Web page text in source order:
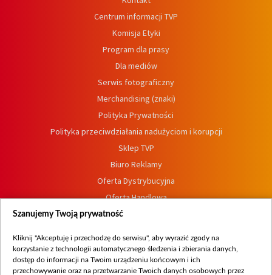
Centrum informacji TVP
Komisja Etyki
Program dla prasy
Dla mediów
Serwis fotograficzny
Merchandising (znaki)
Polityka Prywatności
Polityka przeciwdziałania nadużyciom i korupcji
Sklep TVP
Biuro Reklamy
Oferta Dystrybucyjna
Oferta Handlowa
Dostępność
Procedura zgłoszeń wewnętrznych
Szanujemy Twoją prywatność
Kliknij "Akceptuję i przechodzę do serwisu", aby wyrazić zgody na
korzystanie z technologii automatycznego śledzenia i zbierania danych,
dostęp do informacji na Twoim urządzeniu końcowym i ich
przechowywanie oraz na przetwarzanie Twoich danych osobowych przez